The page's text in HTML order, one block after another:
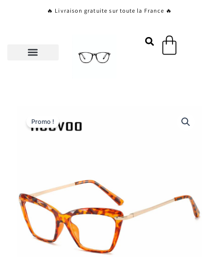
🔥 Livraison gratuite sur toute la France 🔥
Panier
Promo !